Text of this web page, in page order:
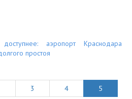
аэропорт Краснодара
простоя
3 4
5